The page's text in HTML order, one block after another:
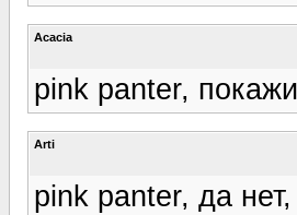
Acacia
pink panter,
Arti
pink panter, да